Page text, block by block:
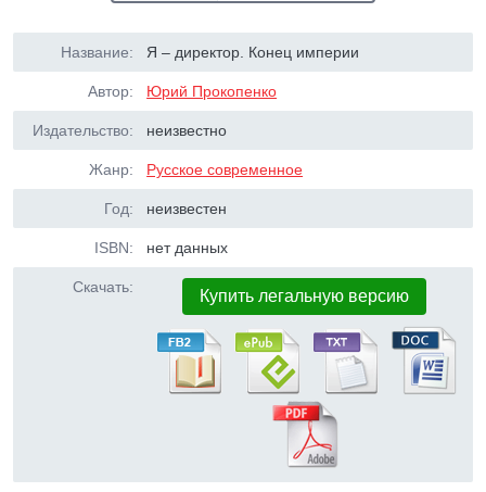
Название: Я – директор. Конец империи
Автор: Юрий Прокопенко
Издательство: неизвестно
Жанр: Русское современное
Год: неизвестен
ISBN: нет данных
Скачать: Купить легальную версию